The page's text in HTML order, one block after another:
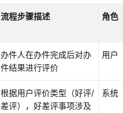
设
数
据
级
流程步骤描述 角色
办件人在办件完成后对办
件结果进行评价
用户
根据用户评价类型（好评/
差评），好差评事项涉及
系统